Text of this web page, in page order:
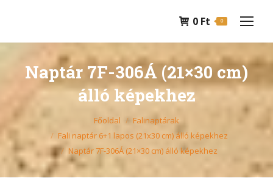
0 Ft 0
Naptár 7F-306Á (21×30 cm)
álló képekhez
Főoldal
Falinaptárak
Fali naptár 6+1 lapos (21x30 cm) álló képekhez
Naptár 7F-306Á (21×30 cm) álló képekhez